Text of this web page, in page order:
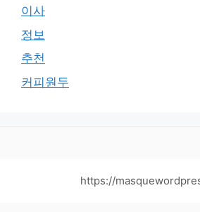
이사
정보
추천
커피원두
https://